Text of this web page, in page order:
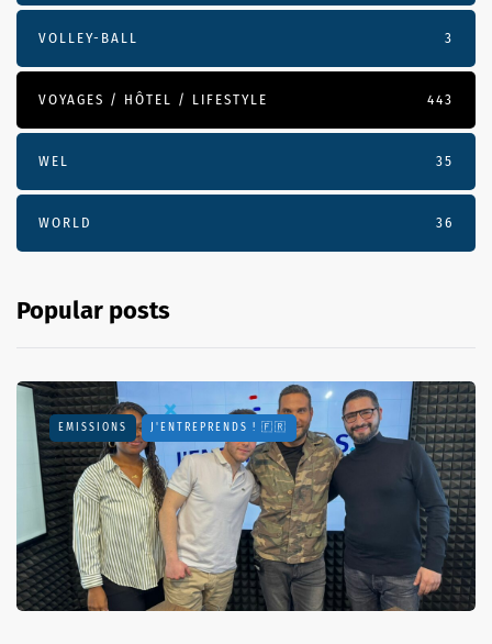
VOLLEY-BALL 3
VOYAGES / HÔTEL / LIFESTYLE 443
WEL 35
WORLD 36
Popular posts
EMISSIONS J'ENTREPRENDS ! 🇫🇷